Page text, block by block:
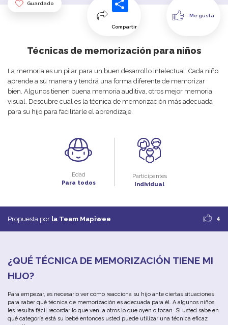
Guardado
Compartir
Me gusta
Técnicas de memorización para niños
La memoria es un pilar para un buen desarrollo intelectual Cada niño
aprende a su manera y tendrá una forma diferente de memorizar
bien Algunos tienen buena memoria auditiva otros mejor memoria
visual
Descubre cuál es la técnica de memorización más adecuada
para su hijo para facilitarle el aprendizaje
Edad
Para todos
Participantes
Individual
Propuesta por la Team Mapiwee 4
¿QUÉ TÉCNICA DE MEMORIZACIÓN TIENE MI
HIJO?
Para empezar, es necesario ver cómo reacciona su hijo ante ciertas situaciones
para saber qué técnica de memorización es adecuada para él. A algunos niños
les resulta fácil recordar lo que ven, a otros lo que oyen o tocan. Si usted sabe en
qué categoría está su bebé entonces usted puede utilizar una técnica eficaz